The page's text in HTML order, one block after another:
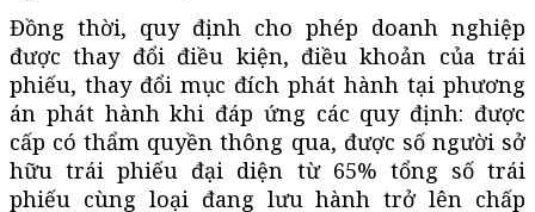
Đồng thời, quy định cho phép doanh nghiệp
được thay đổi điều kiện, điều khoản của trái
phiếu, thay đổi mục đích phát hành tại phương
án phát hành khi đáp ứng các quy định: được
cấp có thẩm quyền thông qua, được số người sở
hữu trái phiếu đại diện từ 65% tổng số trái
phiếu cùng loại đang lưu hành trở lên chấp